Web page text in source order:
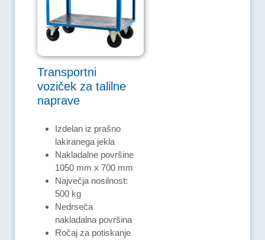
Transportni
voziček za talilne
naprave
Izdelan iz prašno
lakiranega jekla
Nakladalne površine
1050 mm x 700 mm
Največja nosilnost:
500 kg
Nedrseča
nakladalna površina
Ročaj za potiskanje